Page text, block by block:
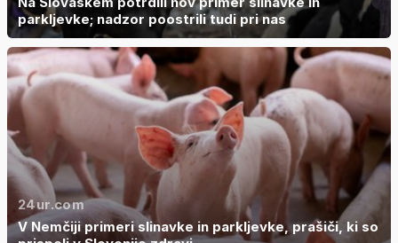
parkljevke; nadzor poostrili tudi pri nas
24ur.com
V Nemčiji primeri slinavke in parkljevke, prašiči, ki so